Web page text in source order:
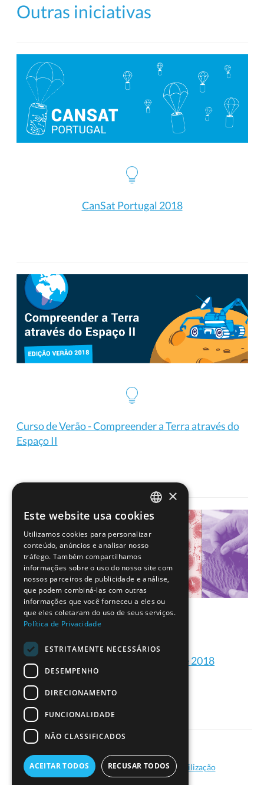
Outras iniciativas
CanSat Portugal 2018
Curso de Verão - Compreender a Terra através do
Espaço II
Formações ESERO Portugal de 2018
Política de Privacidade|Termos de Utilização
© Ciência Viva - 2026
PORTUGUESE
ENGLISH
×
Este website usa cookies
Utilizamos cookies para personalizar
conteúdo, anúncios e analisar nosso
tráfego. Também compartilhamos
informações sobre o uso do nosso site com
nossos parceiros de publicidade e análise,
que podem combiná-las com outras
informações que você forneceu a eles ou
que eles coletaram do uso de seus serviços.
Política de Privacidade
ESTRITAMENTE NECESSÁRIOS
DESEMPENHO
DIRECIONAMENTO
FUNCIONALIDADE
NÃO CLASSIFICADOS
ACEITAR TODOS RECUSAR TODOS